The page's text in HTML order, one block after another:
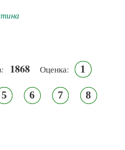
1868 Оценка: 1
5 6 7 8